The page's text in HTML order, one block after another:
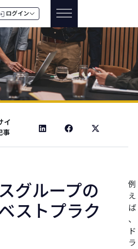
ログイン
イ
事
グループの
ストプラク
例
え
ば
、
ド
ラ